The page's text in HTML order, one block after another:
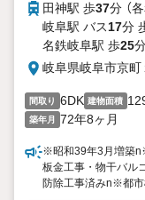
田神駅 歩37分 （
岐阜駅 バス17分
名鉄岐阜駅 歩25
岐阜県岐阜市京町
間取り 6DK 建物面積
築年月 72年8ヶ月
※昭和39年3月増築
板金工事・物干バル
防除工事済みn※都